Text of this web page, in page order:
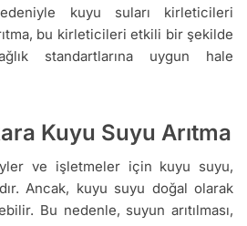
kuyu suları kirleticileri
bu kirleticileri etkili bir şekilde
standartlarına uygun hale
Kuyu Suyu Arıtma
ve işletmeler için kuyu suyu,
Ancak, kuyu suyu doğal olarak
Bu nedenle, suyun arıtılması,